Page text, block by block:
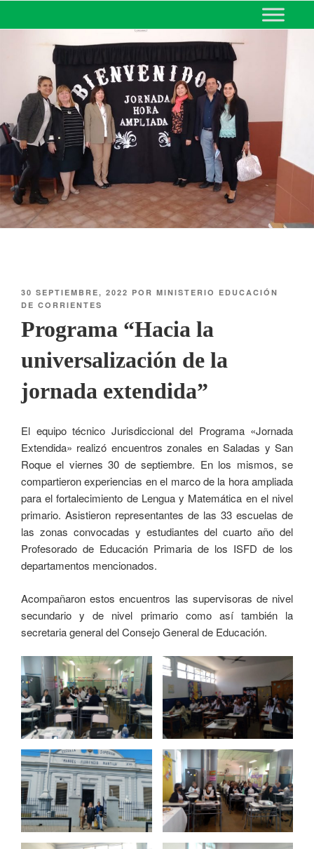
MINISTERIO DE EDUCACIÓN
DE CORRIENTES
30 SEPTIEMBRE, 2022 POR MINISTERIO EDUCACIÓN
DE CORRIENTES
Programa “Hacia la
universalización de la
jornada extendida”
El equipo técnico Jurisdiccional del Programa «Jornada
Extendida» realizó encuentros zonales en Saladas y San
Roque el viernes 30 de septiembre. En los mismos, se
compartieron experiencias en el marco de la hora ampliada
para el fortalecimiento de Lengua y Matemática en el nivel
primario. Asistieron representantes de las 33 escuelas de
las zonas convocadas y estudiantes del cuarto año del
Profesorado de Educación Primaria de los ISFD de los
departamentos mencionados.
Acompañaron estos encuentros las supervisoras de nivel
secundario y de nivel primario como así también la
secretaria general del Consejo General de Educación.